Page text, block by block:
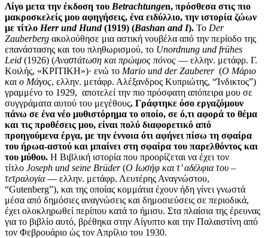
Λίγο μετα την έκδοση του Betrachtungen, πρόσθεσα στις πιο
μακροσκελείς μου αφηγήσεις, ένα ειδύλλιο, την ιστορία ζώων
με τίτλο Herr und Hund(1919) (Bashan and I). Το Der
Zauberberg ακολούθησε μια αστική νουβέλα από την περίοδο της
επανάστασης και του πληθωρισμού, το Unordnung und frühes
Leid (1926) (Αναστάτωση και πρώιμος πόνος ― ελλην. μετάφρ. Γ.
Κοιλής, «ΚΡΙΤΙΚΗ»)· ενώ το Mario und der Zauberer(O Mάριο
και ο Mάγος, ελλην. μετάφρ. Αλέξανδρος Κυπριώτης, “Ίνδικτος”)
γραμμένο το 1929, αποτελεί την πιο πρόσφατη απόπειρα μου σε
συγγράματα αυτού του μεγέθους. Γράφτηκε όσο εργαζόμουν
πάνω σε ένα νέο μυθιστόρημα το οποίο, σε ό,τι αφορά το θέμα
και τις προθέσεις μου, είναι πολύ διαφορετικό από
προηγούμενα έργα, με την έννοια ότι αφήνει πίσω τη σφαίρα
του ήρωα-αστού και μπαίνει στη σφαίρα του παρελθόντος και
του μύθου. Η Βιβλική ιστορία που προορίζεται να έχει τον
τίτλο Joseph und seine Brüder(Ο Ιωσήφ και τ’ αδέλφια του –
τετραλογία― ελλην. μετάφρ. Λευτέρης Αναγνώστου,
“Gutenberg”), και της οποίας κομμάτια έχουν ήδη γίνει γνωστά
μέσα από δημόσιες αναγνώσεις και δημοσιεύσεις σε περιοδικά,
έχει ολοκληρωθεί περίπου κατά το ήμισυ. Στα πλαίσια της έρευνας
για το βιβλίο αυτό, βρέθηκα στην Αίγυπτο και την Παλαιστίνη από
τον Φεβρουάριο ώς τον Απρίλιο του 1930.